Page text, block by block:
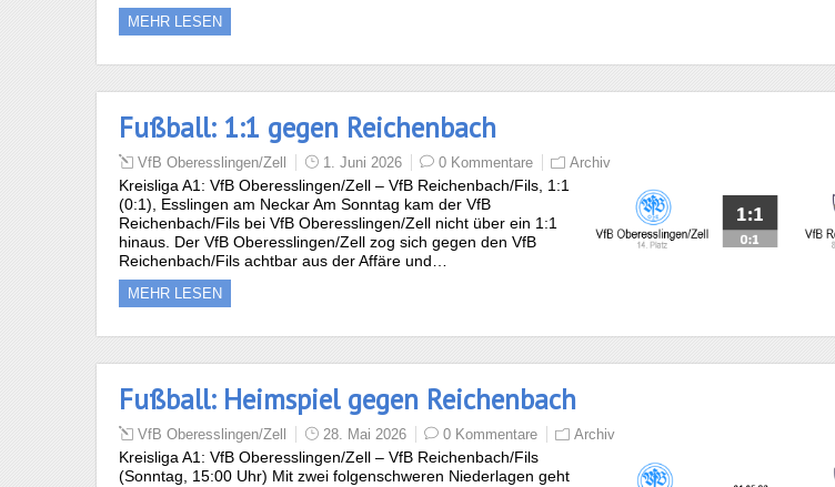
MEHR LESEN
Fußball: 1:1 gegen Reichenbach
VfB Oberesslingen/Zell 1. Juni 2026 0 Kommentare Archiv
Kreisliga A1: VfB Oberesslingen/Zell – VfB Reichenbach/Fils, 1:1
(0:1), Esslingen am Neckar Am Sonntag kam der VfB
Reichenbach/Fils bei VfB Oberesslingen/Zell nicht über ein 1:1
hinaus. Der VfB Oberesslingen/Zell zog sich gegen den VfB
Reichenbach/Fils achtbar aus der Affäre und…
MEHR LESEN
Fußball: Heimspiel gegen Reichenbach
VfB Oberesslingen/Zell 28. Mai 2026 0 Kommentare Archiv
Kreisliga A1: VfB Oberesslingen/Zell – VfB Reichenbach/Fils
(Sonntag, 15:00 Uhr) Mit zwei folgenschweren Niederlagen geht